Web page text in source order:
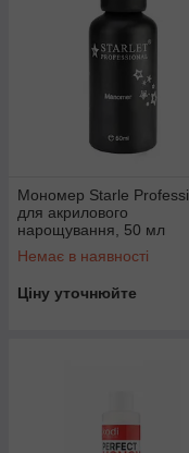
Мономер Starle
для акрилового
нарощування, 50 мл
Немає в наявності
Ціну уточнюйте